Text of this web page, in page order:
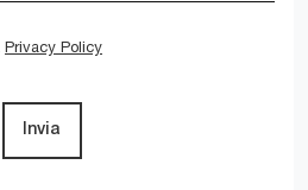
Privacy Policy
Invia